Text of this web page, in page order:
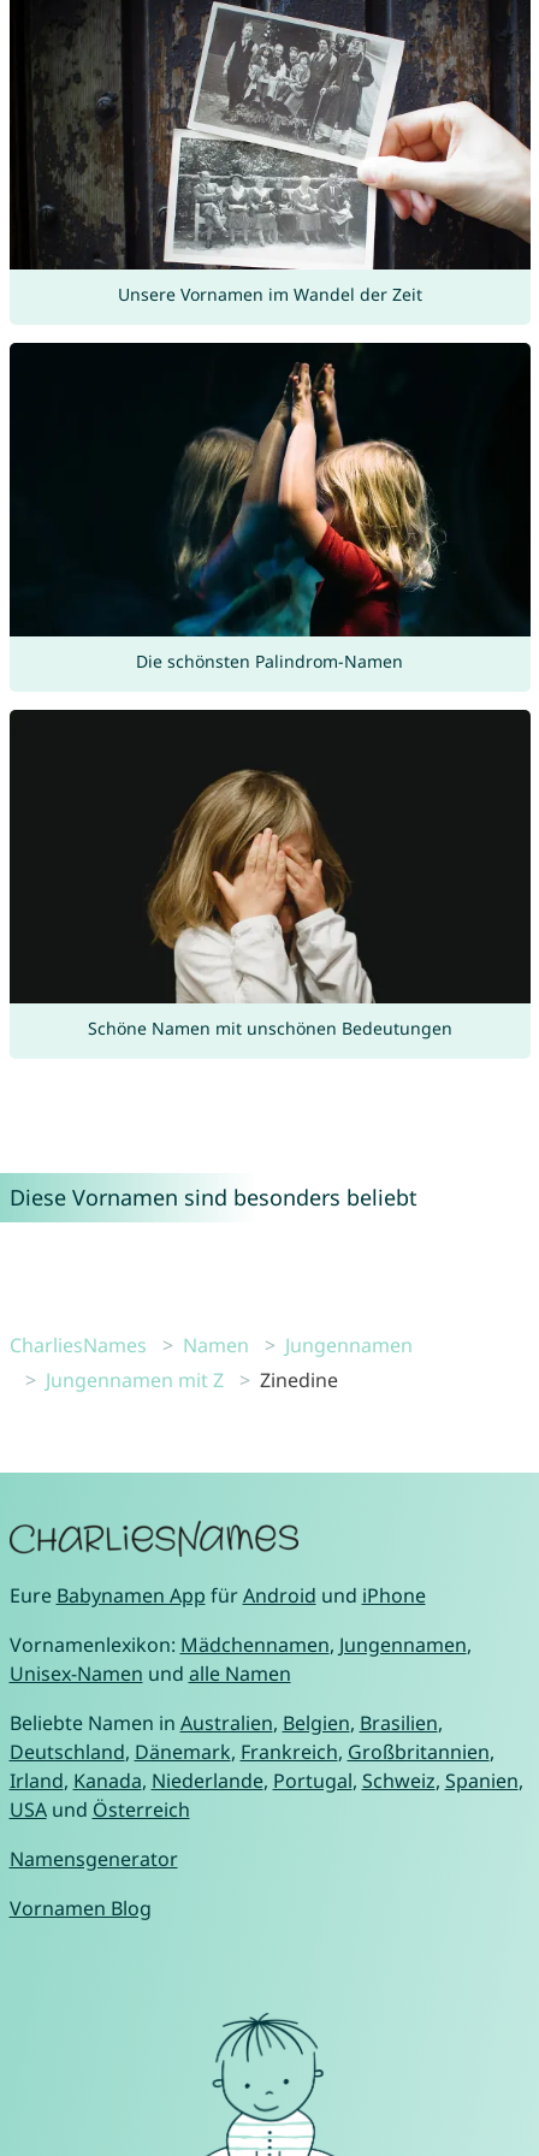
Unsere Vornamen im Wandel der Zeit
Die schönsten Palindrom-Namen
Schöne Namen mit unschönen Bedeutungen
Diese Vornamen sind besonders beliebt
CharliesNames Namen
Jungennamen
Jungennamen mit Z
Zinedine
Eure Babynamen App fürAndroid und iPhone
Vornamenlexikon: Mädchennamen, Jungennamen,
Unisex-Namen und alle Namen
Beliebte Namen in Australien, Belgien, Brasilien,
Deutschland, Dänemark, Frankreich, Großbritannien,
Irland, Kanada, Niederlande, Portugal, Schweiz, Spanien,
USAund Österreich
Namensgenerator
Vornamen Blog